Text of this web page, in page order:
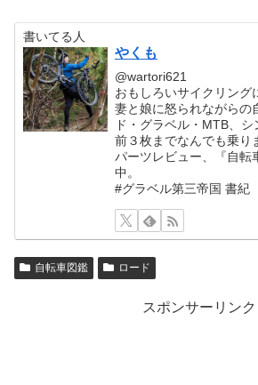
書いてる人
やくも
@wartori621
おもしろいサイクリング
妻と娘に怒られながらの
ド・グラベル・MTB、
前３枚までなんでも乗り
パーツレビュー、『自転
中。
#グラベル第三帝国 書紀
自転車図鑑 ロード
スポンサーリンク